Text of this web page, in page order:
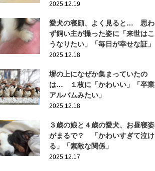
2025.12.19
愛犬の寝顔、よく見ると… 思わ
ず飼い主が撮った姿に「来世はこ
うなりたい」「毎日が幸せな証」
2025.12.18
塀の上になぜか集まっていたの
は… １枚に「かわいい」「卒業
アルバムみたい」
2025.12.18
３歳の娘と４歳の愛犬、お昼寝姿
がまるで？ 「かわいすぎて泣け
る」「素敵な関係」
2025.12.17